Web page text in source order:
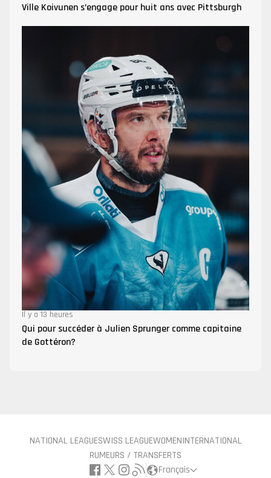
Ville Koivunen s’engage pour huit ans avec Pittsburgh
Il y a 13 heures
Qui pour succéder à Julien Sprunger comme capitaine
de Gottéron?
NATIONAL LEAGUESWISS LEAGUEWOMENINTERNATIONAL
RUMEURS / TRANSFERTS
Français